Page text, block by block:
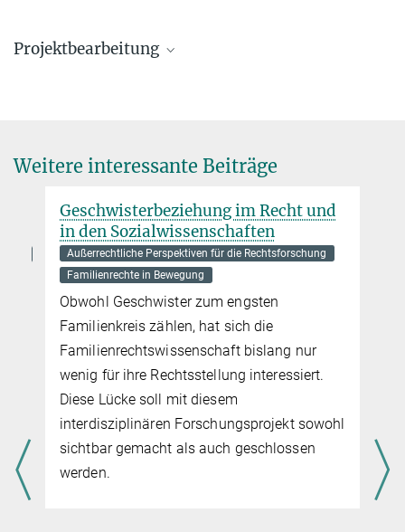
Projektbearbeitung
roethel@mpipriv.de
Weitere interessante Beiträge
Geschwisterbeziehung im Recht und
in den Sozialwissenschaften
Außerrechtliche Perspektiven für die Rechtsforschung
Familienrechte in Bewegung
Obwohl Geschwister zum engsten
Familienkreis zählen, hat sich die
Familienrechtswissenschaft bislang nur
wenig für ihre Rechtsstellung interessiert.
Diese Lücke soll mit diesem
interdisziplinären Forschungsprojekt sowohl
sichtbar gemacht als auch geschlossen
werden.